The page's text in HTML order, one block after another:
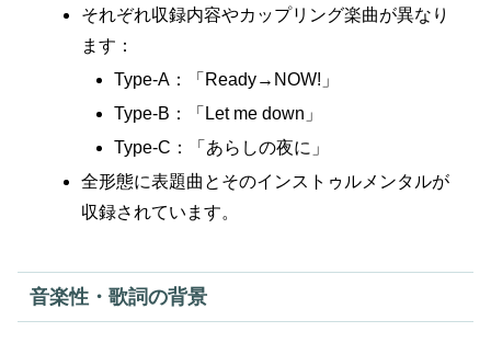
それぞれ収録内容やカップリング楽曲が異なり
ます：
Type-A：「Ready→NOW!」
Type-B：「Let me down」
Type-C：「あらしの夜に」
全形態に表題曲とそのインストゥルメンタルが
収録されています。
音楽性・歌詞の背景